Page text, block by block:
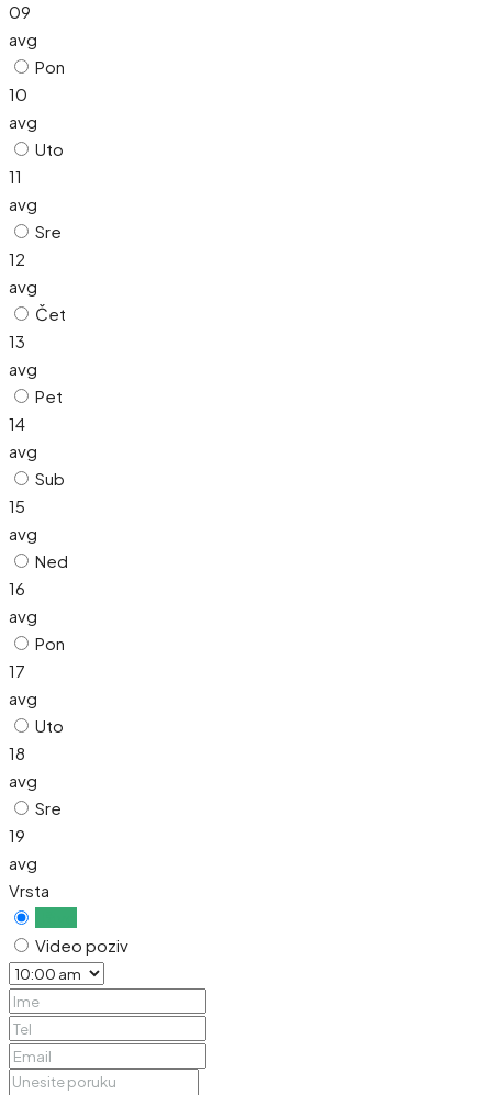
09
avg
Pon
10
avg
Uto
11
avg
Sre
12
avg
Čet
13
avg
Pet
14
avg
Sub
15
avg
Ned
16
avg
Pon
17
avg
Uto
18
avg
Sre
19
avg
Vrsta
Video poziv